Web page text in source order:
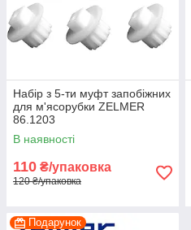
Набір з 5-ти муфт запобіжних
для м'ясорубки ZELMER
86.1203
В наявності
110 ₴/упаковка
120 ₴/упаковка
Подарунок